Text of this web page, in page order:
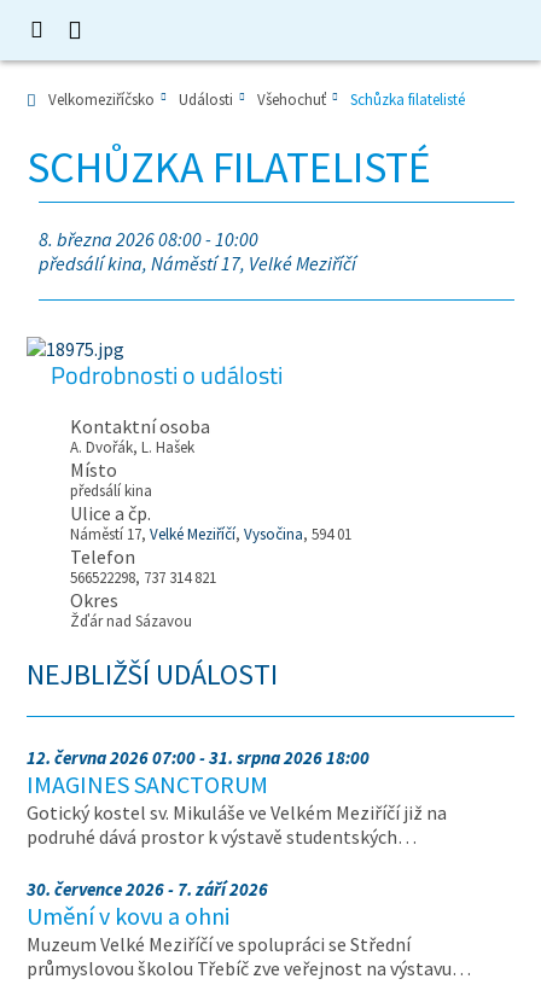
Velkomeziříčsko Události Všehochuť Schůzka filatelisté
SCHŮZKA FILATELISTÉ
8. března 2026 08:00 - 10:00
předsálí kina, Náměstí 17, Velké Meziříčí
Podrobnosti o události
Kontaktní osoba
A. Dvořák, L. Hašek
Místo
předsálí kina
Ulice a čp.
Náměstí 17,Velké Meziříčí,Vysočina, 594 01
Telefon
566522298, 737 314 821
Okres
Žďár nad Sázavou
NEJBLIŽŠÍ UDÁLOSTI
12. června 2026 07:00 - 31. srpna 2026 18:00
IMAGINES SANCTORUM
Gotický kostel sv. Mikuláše ve Velkém Meziříčí již na
podruhé dává prostor k výstavě studentských…
30. července 2026 - 7. září 2026
Umění v kovu a ohni
Muzeum Velké Meziříčí ve spolupráci se Střední
průmyslovou školou Třebíč zve veřejnost na výstavu…